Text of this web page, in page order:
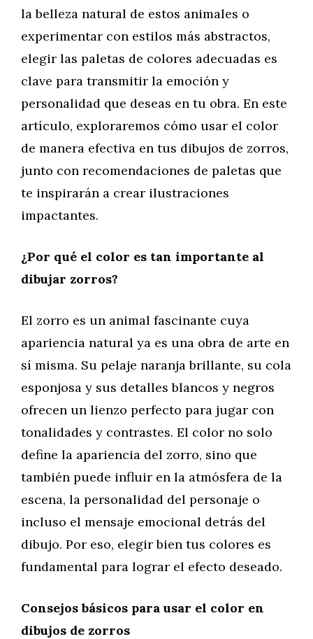
la belleza natural de estos animales o
experimentar con estilos más abstractos,
elegir las paletas de colores adecuadas es
clave para transmitir la emoción y
personalidad que deseas en tu obra. En este
artículo, exploraremos cómo usar el color
de manera efectiva en tus dibujos de zorros,
junto con recomendaciones de paletas que
te inspirarán a crear ilustraciones
impactantes.
¿Por qué el color es tan importante al
dibujar zorros?
El zorro es un animal fascinante cuya
apariencia natural ya es una obra de arte en
sí misma. Su pelaje naranja brillante, su cola
esponjosa y sus detalles blancos y negros
ofrecen un lienzo perfecto para jugar con
tonalidades y contrastes. El color no solo
define la apariencia del zorro, sino que
también puede influir en la atmósfera de la
escena, la personalidad del personaje o
incluso el mensaje emocional detrás del
dibujo. Por eso, elegir bien tus colores es
fundamental para lograr el efecto deseado.
Consejos básicos para usar el color en
dibujos de zorros